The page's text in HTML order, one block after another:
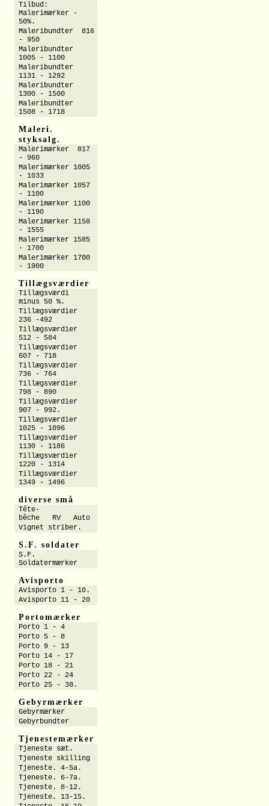
Tilbud:
Malerimærker -
50%.
Maleribundter 816
- 950
Maleribundter
1005 - 1100
Maleribundter
1131 - 1292
Maleribundter
1300 - 1500
Maleribundter
1508 - 1718
Maleri.
styksalg.
Malerimærker 817
- 960
Malerimærker 1005
- 1033
Malerimærker 1057
- 1100
Malerimærker 1100
- 1190
Malerimærker 1158
- 1555
Malerimærker 1585
- 1700
Malerimærker 1700
- 1900
Tillægsværdier
Tillægsværdi
minus 50 %.
Tillægsværdier
236 -492
Tillægsværdier
512 - 584
Tillægsværdier
607 - 718
Tillægsværdier
736 - 764
Tillægsværdier
798 - 890
Tillægsværdier
907 - 992.
Tillægsværdier
1025 - 1096
Tillægsværdier
1130 - 1186
Tillægsværdier
1220 - 1314
Tillægsværdier
1349 - 1496
diverse små
Tête-
bêche RV Auto
Vignet striber.
S.F. soldater
S.F.
Soldatermærker
Avisporto
Avisporto 1 - 10.
Avisporto 11 - 20
Portomærker
Porto 1 - 4
Porto 5 - 8
Porto 9 - 13
Porto 14 - 17
Porto 18 - 21
Porto 22 - 24
Porto 25 - 38.
Gebyrmærker
Gebyrmærker
Gebyrbundter
Tjenestemærker
Tjeneste sæt.
Tjeneste skilling
Tjeneste. 4-5a.
Tjeneste. 6-7a.
Tjeneste. 8-12.
Tjeneste. 13-15.